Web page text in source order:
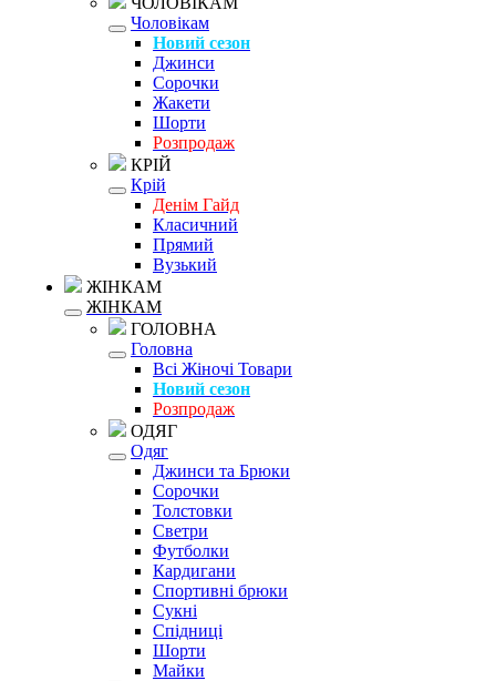
Чоловікам
Новий сезон
Джинси
Сорочки
Жакети
Шорти
Розпродаж
КРІЙ
Крій
Денім Гайд
Класичний
Прямий
Вузький
ЖІНКАМ
ЖІНКАМ
ГОЛОВНА
Головна
Всі Жіночі Товари
Новий сезон
Розпродаж
ОДЯГ
Одяг
Джинси та Брюки
Сорочки
Толстовки
Светри
Футболки
Кардигани
Спортивні брюки
Сукні
Спідниці
Шорти
Майки